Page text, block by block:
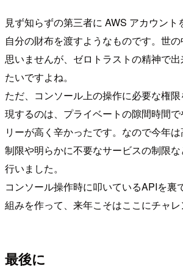
見ず知らずの第三者に AWS アカウント
自分の財布を渡すようなものです。世
思いませんが、ゼロトラストの精神で
たいですよね。
ただ、コンソール上の操作に必要な権
現するのは、プライベートの隙間時間
リーが高く辛かったです。なので今年
制限や明らかに不要なサービスの制限
行いました。
コンソール操作時に叩いているAPIを裏
組みを作って、来年こそはここにチャレ
最後に